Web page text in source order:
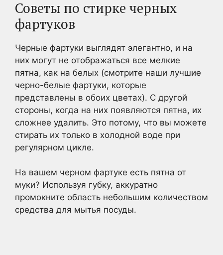
Советы по стирке черных
фартуков
Черные фартуки выглядят элегантно, и на
них могут не отображаться все мелкие
пятна, как на белых (смотрите наши лучшие
черно-белые фартуки, которые
представлены в обоих цветах). С другой
стороны, когда на них появляются пятна, их
сложнее удалить. Это потому, что вы можете
стирать их только в холодной воде при
регулярном цикле.
На вашем черном фартуке есть пятна от
муки? Используя губку, аккуратно
промокните область небольшим количеством
средства для мытья посуды.